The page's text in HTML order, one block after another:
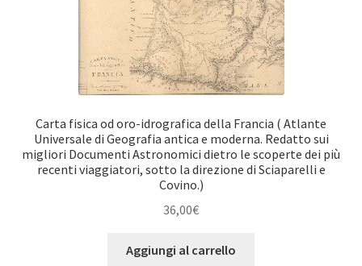
Carta fisica od oro-idrografica della Francia ( Atlante
Universale di Geografia antica e moderna. Redatto sui
migliori Documenti Astronomici dietro le scoperte dei più
recenti viaggiatori, sotto la direzione di Sciaparelli e
Covino.)
36,00€
Aggiungi al carrello